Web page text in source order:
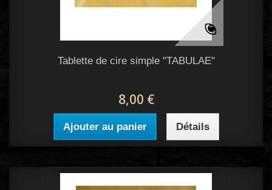
Tablette de cire simple "TABULAE"
8,00 €
Ajouter au panier Détails